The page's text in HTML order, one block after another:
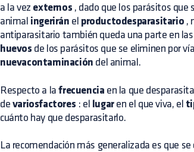
a la vez externos , dado que los parásitos que
animal ingerirán el productodesparasitario ,
antiparasitario también queda una parte en las
huevos de los parásitos que se eliminen por
nuevacontaminación del animal.
Respecto a lafrecuencia en la que
de variosfactores : el lugaren el que viva, el
cuánto hay que desparasitarlo.
La recomendación más generalizada es que